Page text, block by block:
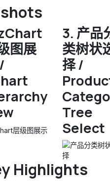
图展
3. 产品
类树状
择 /
Tree
Select
Highlights